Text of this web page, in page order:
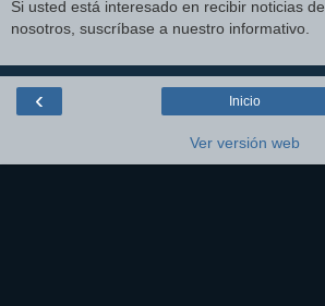
Si usted está interesado en recibir noticias de
nosotros, suscríbase a nuestro informativo.
‹ Inicio
Ver versión web